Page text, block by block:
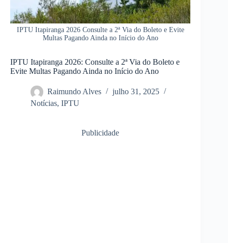
IPTU Itapiranga 2026 Consulte a 2ª Via do Boleto e Evite
Multas Pagando Ainda no Início do Ano
IPTU Itapiranga 2026: Consulte a 2ª Via do Boleto e
Evite Multas Pagando Ainda no Início do Ano
Raimundo Alves
julho 31, 2025
Notícias, IPTU
Publicidade